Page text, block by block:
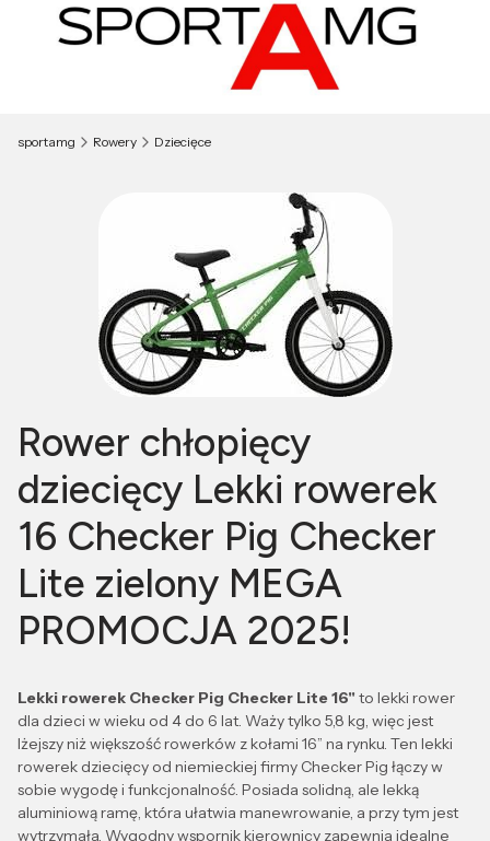
sportamg Rowery Dziecięce
Rower chłopięcy
dziecięcy Lekki rowerek
16 Checker Pig Checker
Lite zielony MEGA
PROMOCJA 2025!
Lekki rowerek Checker Pig Checker Lite 16" to lekki rower
dla dzieci w wieku od 4 do 6 lat. Waży tylko 5,8 kg, więc jest
lżejszy niż większość rowerków z kołami 16” na rynku. Ten lekki
rowerek dziecięcy od niemieckiej firmy Checker Pig łączy w
sobie wygodę i funkcjonalność. Posiada solidną, ale lekką
aluminiową ramę, która ułatwia manewrowanie, a przy tym jest
wytrzymała. Wygodny wspornik kierownicy zapewnia idealne